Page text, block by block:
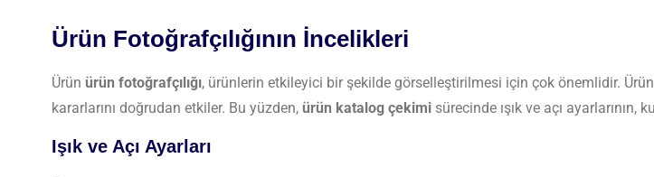
Ürün Fotoğrafçılığının İncelikleri
Ürün ürün fotoğrafçılığı, ürünlerin etkileyici bir şekilde görselleştirilmesi için çok önemlidir. Ürün
kararlarını doğrudan etkiler. Bu yüzden, ürün katalog çekimi sürecinde ışık ve açı
Işık ve Açı Ayarları